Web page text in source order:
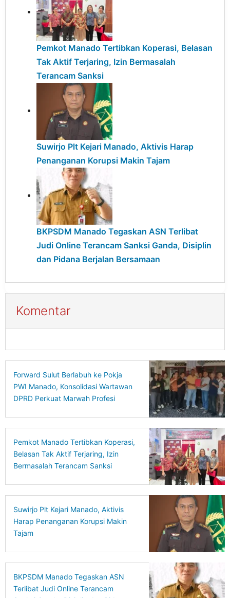
Pemkot Manado Tertibkan Koperasi, Belasan
Tak Aktif Terjaring, Izin Bermasalah
Terancam Sanksi
Suwirjo Plt Kejari Manado, Aktivis Harap
Penanganan Korupsi Makin Tajam
BKPSDM Manado Tegaskan ASN Terlibat
Judi Online Terancam Sanksi Ganda, Disiplin
dan Pidana Berjalan Bersamaan
Komentar
Forward Sulut Berlabuh ke Pokja
PWI Manado, Konsolidasi Wartawan
DPRD Perkuat Marwah Profesi
Pemkot Manado Tertibkan Koperasi,
Belasan Tak Aktif Terjaring, Izin
Bermasalah Terancam Sanksi
Suwirjo Plt Kejari Manado, Aktivis
Harap Penanganan Korupsi Makin
Tajam
BKPSDM Manado Tegaskan ASN
Terlibat Judi Online Terancam